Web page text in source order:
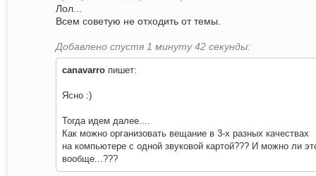
Лол...
Всем советую не отходить от темы.
Добавлено спустя 1 минуту 42 секунды:
canavarro пишет:
Ясно :)
Тогда идем далее....
Как можно организовать вещание в 3-х разных качествах
на компьютере с одной звуковой картой??? И можно ли
вообще...???